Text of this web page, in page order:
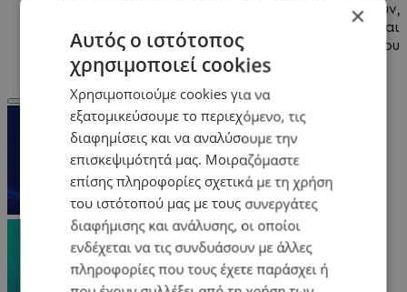
του εγκλήματος αρχίζουν να θολώνουν,
ανακαλύπτει ποιους μπορεί να εμπιστευτεί και
νιώθει τι πάει να πει να βρει το μέρος που
πραγματικά ανήκεις.
×
Αυτός ο ιστότοπος
χρησιμοποιεί cookies
Χρησιμοποιούμε cookies για να
εξατομικεύσουμε το περιεχόμενο, τις
διαφημίσεις και να αναλύσουμε την
επισκεψιμότητά μας. Μοιραζόμαστε
επίσης πληροφορίες σχετικά με τη χρήση
του ιστότοπού μας με τους συνεργάτες
διαφήμισης και ανάλυσης, οι οποίοι
ενδέχεται να τις συνδυάσουν με άλλες
πληροφορίες που τους έχετε παράσχει ή